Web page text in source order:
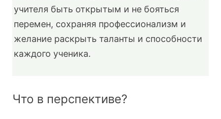
учителя быть открытым и не бояться
перемен, сохраняя профессионализм и
желание раскрыть таланты и способности
каждого ученика.
Что в перспективе?